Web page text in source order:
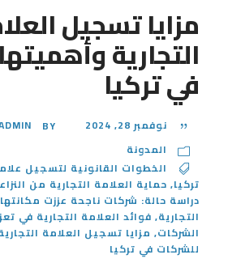
مزايا تسجيل
التجارية
في تركيا
نوفمبر 28, 2024 BY
المدونة
الخطوات القانونية لتسجيل
تركيا, حماية العلامة التجارية من
دراسة حالة: شركات ناجحة عززت
التجارية, فوائد العلامة التجارية في
الشركات, مزايا تسجيل العلامة
للشركات في تركيا